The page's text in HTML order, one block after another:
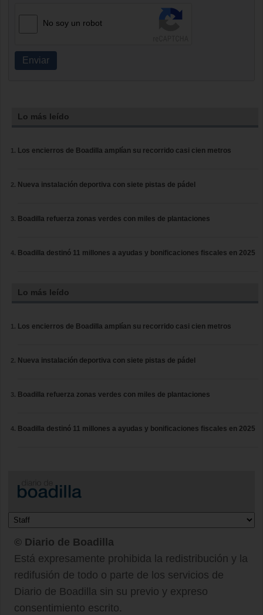
No soy un robot
Enviar
Lo más leído
Los encierros de Boadilla amplían su recorrido casi cien metros
Nueva instalación deportiva con siete pistas de pádel
Boadilla refuerza zonas verdes con miles de plantaciones
Boadilla destinó 11 millones a ayudas y bonificaciones fiscales en 2025
Lo más leído
Los encierros de Boadilla amplían su recorrido casi cien metros
Nueva instalación deportiva con siete pistas de pádel
Boadilla refuerza zonas verdes con miles de plantaciones
Boadilla destinó 11 millones a ayudas y bonificaciones fiscales en 2025
© Diario de Boadilla
Está expresamente prohibida la redistribución y la
redifusión de todo o parte de los servicios de
Diario de Boadilla sin su previo y expreso
consentimiento escrito.